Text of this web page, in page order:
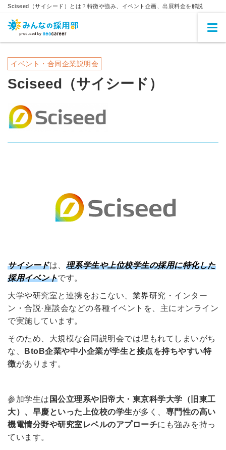
Sciseed（サイシード）とは？特徴や強み、イベント企画、出展料金を解説
イベント・合同企業説明会
Sciseed（サイシード）
サイシードは、 理系学生や上位校学生の採用に特化した
採用イベントです。
大学や研究室と連携をおこない、業界研究・インター
ン・合説·座談会などの各種イベントを、主にオンライン
で実施しています。
そのため、大規模な合同説明会では埋もれてしまいがち
な、
BtoB企業や中小企業が学生と接点を持ちやすい特
徴があります。
参加学生は 国公立理系や旧帝大・東京科学大学（旧東工
大）、早慶といった上位校の学生が多く、 専門性の高い
機電情分野や研究室レベルのアプローチにも強みを持っ
ています。